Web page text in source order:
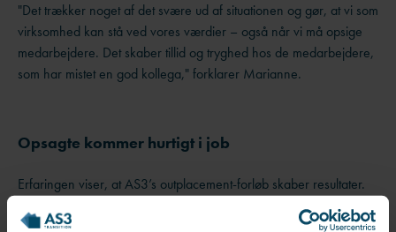
"Det trækker noget af det svære ud af situationen og gør, at vi som
virksomhed kan stå ved vores værdier – også når vi må opsige
medarbejdere. Det skaber tillid og tryghed hos de medarbejdere,
som har mistet en god kollega," forklarer Marianne.
Opsagte kommer hurtigt i job
Erfaringen viser, at AS3’s outplacement-forløb skaber resultater.
De opsagte medarbejdere finder hurtigt vej tilbage til
arbejdsmarkedet, hvilket er noget, Mekoprint lægger stor vægt